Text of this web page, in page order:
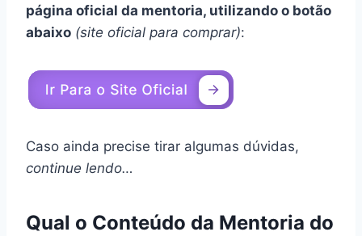
página oficial da mentoria, utilizando o botão
abaixo (site oficial para comprar):
Caso ainda precise tirar algumas dúvidas,
continue lendo…
Qual o Conteúdo da Mentoria do